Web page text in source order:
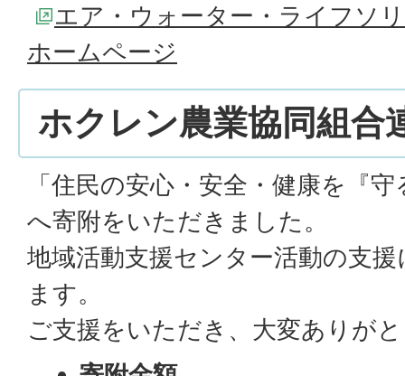
エア・ウォーター・ライフソ
ホームページ
ホクレン農業協同組合
「住民の安心・安全・健康を『
へ寄附をいただきました。
地域活動支援センター活動の支
ます。
ご支援をいただき、大変ありが